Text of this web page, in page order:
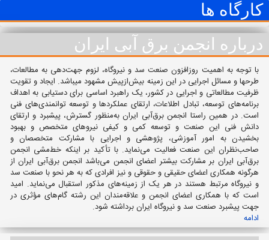
کارگاه ها
درباره انجمن برق آبی ایران
با توجه به اهمیت روزافزون صنعت سد و نیروگاه، لزوم جهت‌دهی به مطالعات،
طرح‏ها و مسائل اجرایی در این زمینه بیش‌ازپیش مشهود می‏باشد. ایجاد و تقویت
ظرفیت مطالعاتی و اجرایی در کشور، یک راهبرد اساسی برای دستیابی به اهداف
برنامه‌های توسعه، تبادل اطلاعات، ارتقای عملکردها و توسعه توانمندی‌های فنی
است. در همین راستا انجمن برق‌آبی ایران به‌منظور گسترش، پیشبرد و ارتقای
دانش فنی این صنعت و توسعه کمی و کیفی نیروهای متخصص و بهبود
بخشیدن به امور آموزشی، پژوهشی و اجرایی با مشارکت متخصصان و
صاحب‌نظران این صنعت فعالیت می‌نماید. با تأکید بر اینکه خط‌مشی انجمن
برق‌آبی ایران بر مشارکت بیشتر اعضای انجمن می‌باشد انجمن برق‌آبی ایران از
هرگونه همکاری اعضای حقیقی و حقوقی و نیز افرادی که به هر نحو با صنعت سد
و نیروگاه مرتبط هستند در هر یک از زمینه‌های مذکور استقبال می‌نماید. امید
است که با همکاری اعضای انجمن و علاقه‌مندان این رشته گام‌های مؤثری در
جهت پیشبرد صنعت سد و نیروگاه ایران برداشته شود.
ادامه